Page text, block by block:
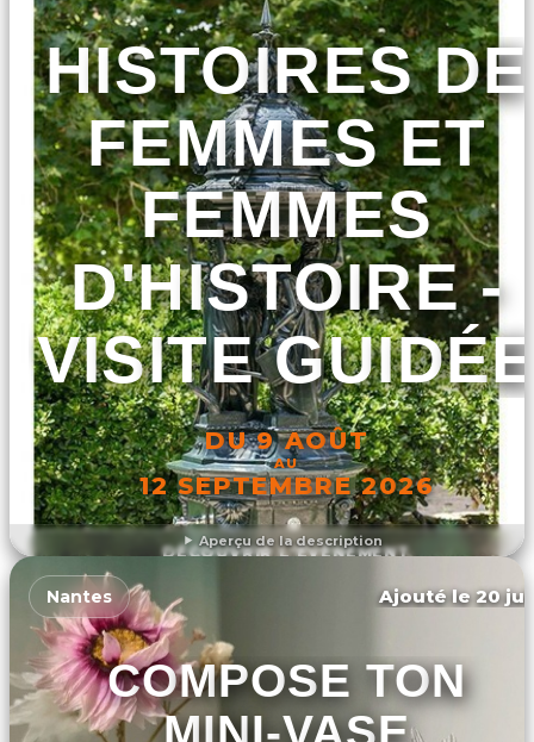
Aperçu de la description
HISTOIRES DE
FEMMES ET
FEMMES
D'HISTOIRE -
VISITE
DU 9 AOÛT
AU
12 SEPTEMBRE 2026
DÉCOUVRIR L'ÉVÉNEMENT
Nantes Ajouté le 20
COMPOSE TON
MINI-VASE